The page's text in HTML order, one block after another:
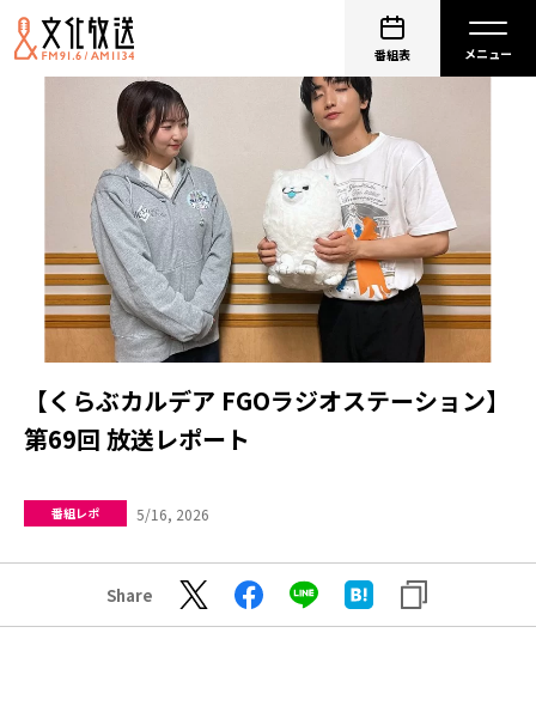
番組表
【くらぶカルデア FGOラジオステーション】
第69回 放送レポート
番組レポ 5/16, 2026
Share